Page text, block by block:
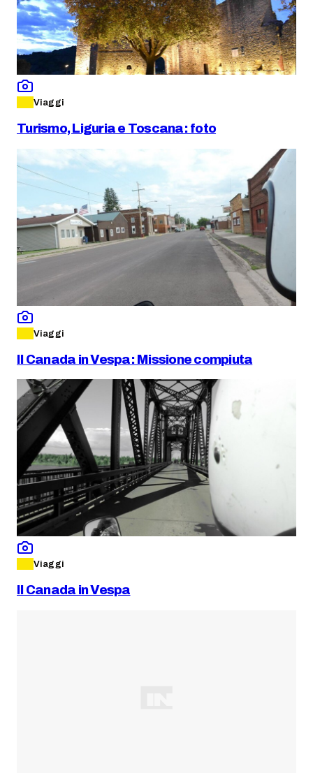
Viaggi
Turismo, Liguria e Toscana: foto
Viaggi
Il Canada in Vespa: Missione compiuta
Viaggi
Il Canada in Vespa